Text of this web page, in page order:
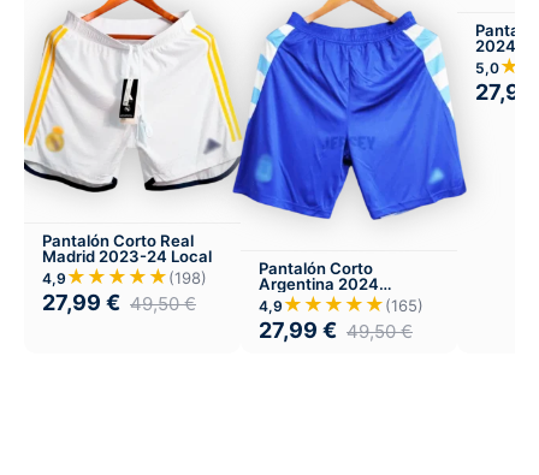
Pantalón Corto Real
Madrid 2023-24 Local
4,9 ★★★★★(198)
27,99 € 49,50€
Pantalón Corto
Argentina 2024
Visitante
4,9 ★★★★★(165)
27,99 € 49,50€
2024
5,0
27,99